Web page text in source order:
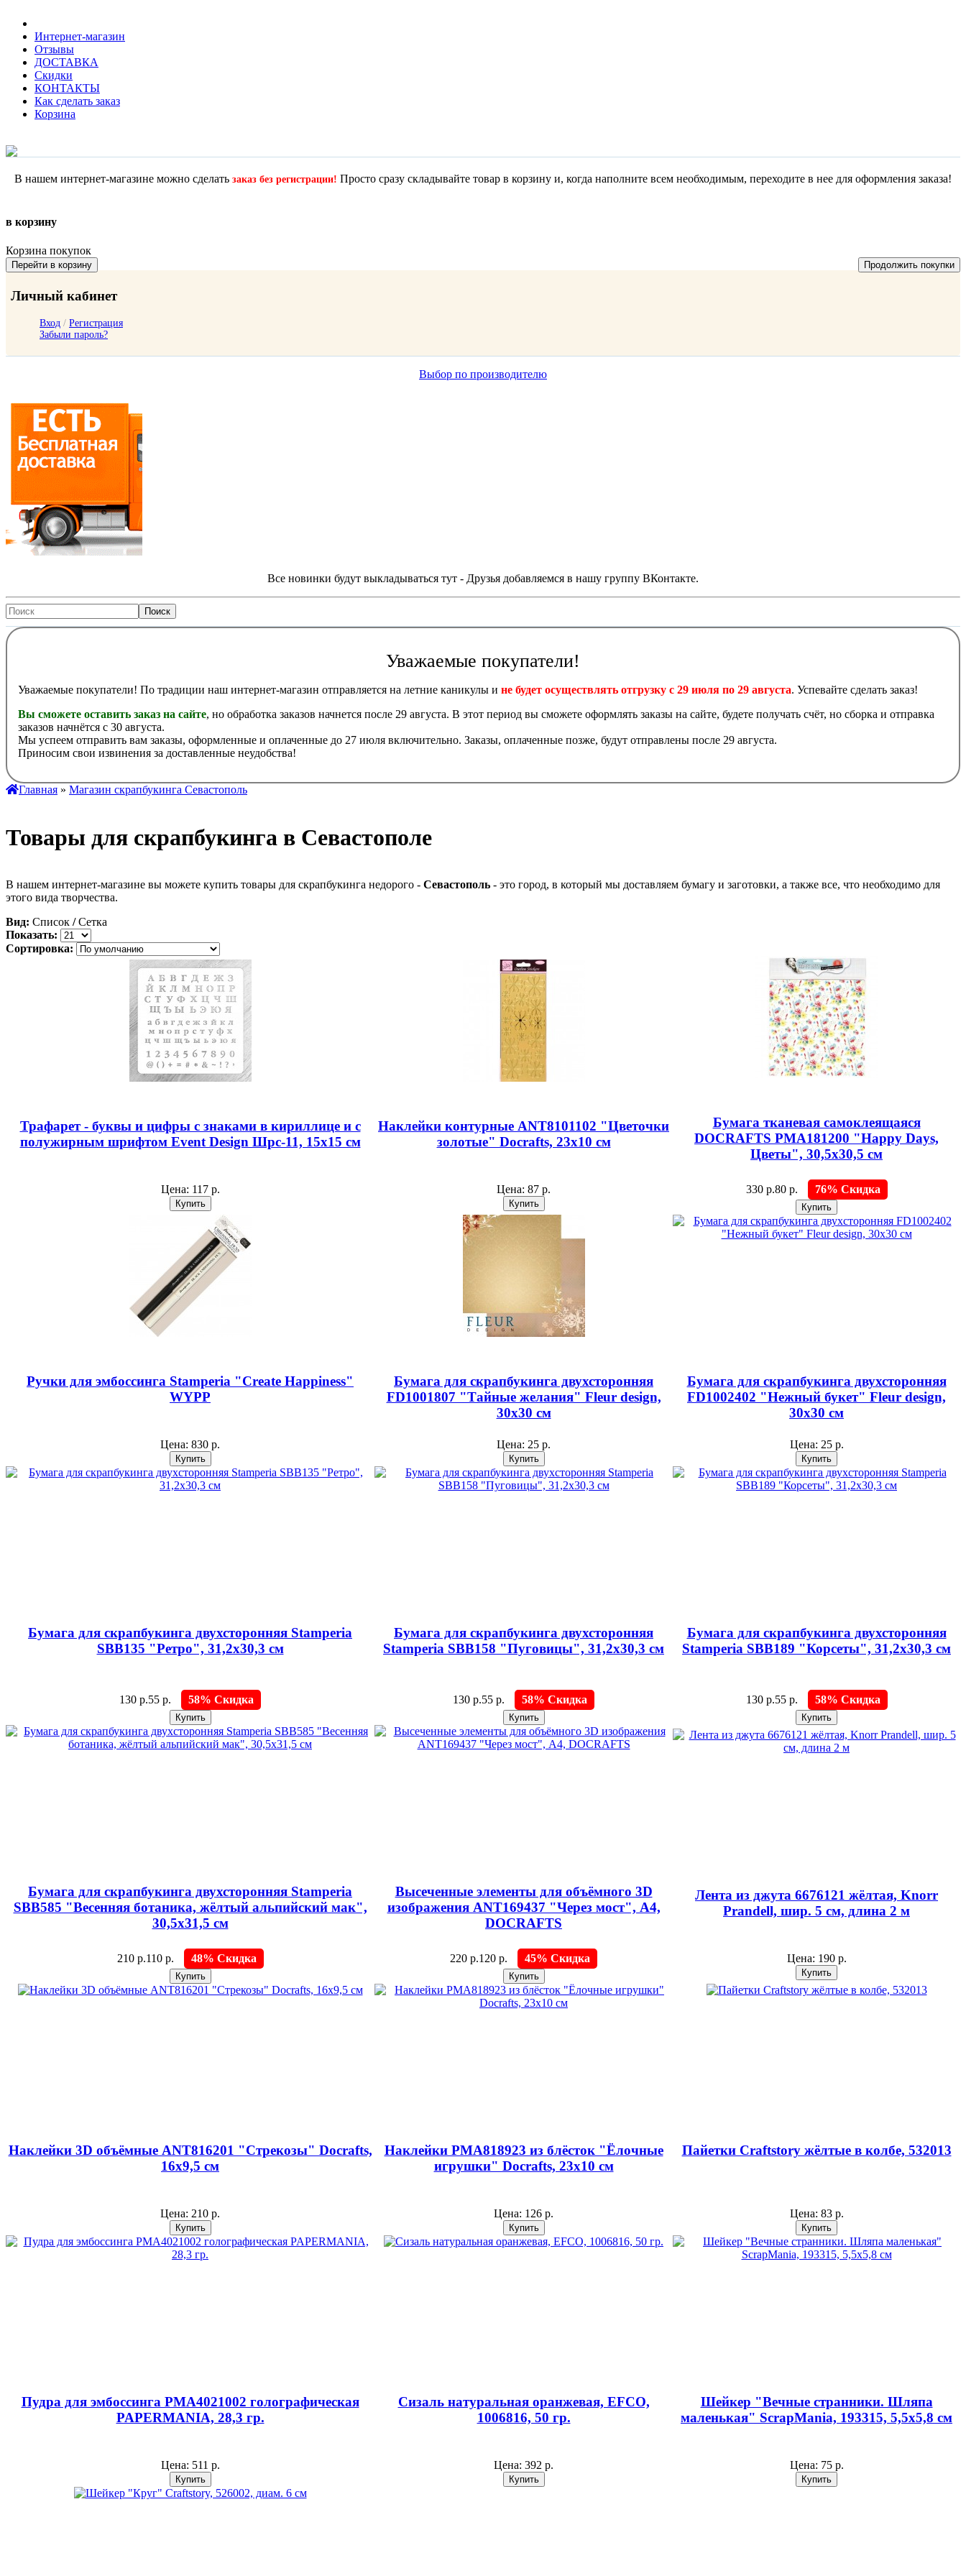
Интернет-магазин
Отзывы
ДОСТАВКА
Скидки
КОНТАКТЫ
Как сделать заказ
Корзина
В нашем интернет-магазине можно сделать заказ без регистрации! Просто сразу складывайте товар в корзину и, когда наполните всем необходимым, переходите в нее для оформления заказа!
в корзину
Корзина покупок
Перейти в корзину Продолжить покупки
Личный кабинет
Вход / Регистрация
Забыли пароль?
Выбор по производителю
Все новинки будут выкладываться тут - Друзья добавляемся в нашу группу ВКонтакте.
Уважаемые покупатели!
Уважаемые покупатели! По традиции наш интернет-магазин отправляется на летние каникулы и не будет осуществлять отгрузку с 29 июля по 29 августа. Успевайте сделать заказ!
Вы сможете оставить заказ на сайте, но обработка заказов начнется после 29 августа. В этот период вы сможете оформлять заказы на сайте, будете получать счёт, но сборка и отправка
заказов начнётся с 30 августа.
Мы успеем отправить вам заказы, оформленные и оплаченные до 27 июля включительно. Заказы, оплаченные позже, будут отправлены после 29 августа.
Приносим свои извинения за доставленные неудобства!
Главная » Магазин скрапбукинга Севастополь
Товары для скрапбукинга в Севастополе
В нашем интернет-магазине вы можете купить товары для скрапбукинга недорого - Севастополь - это город, в который мы доставляем бумагу и заготовки, а также все, что необходимо для
этого вида творчества.
Вид: Список / Сетка
Показать:
Сортировка:
Трафарет - буквы и цифры с знаками в кириллице и с
полужирным шрифтом Event Design Шрс-11, 15х15 см
Цена: 117 р.
Наклейки контурные ANT8101102 "Цветочки
золотые" Docrafts, 23х10 см
Цена: 87 р.
Бумага тканевая самоклеящаяся
DOCRAFTS PMA181200 "Happy Days,
Цветы", 30,5х30,5 см
330 р.80 р. 76% Скидка
Ручки для эмбоссинга Stamperia "Create Happiness"
WYPP
Цена: 830 р.
Бумага для скрапбукинга двухсторонняя
FD1001807 "Тайные желания" Fleur design,
30х30 см
Цена: 25 р.
Бумага для скрапбукинга двухсторонняя
FD1002402 "Нежный букет" Fleur design,
30х30 см
Цена: 25 р.
Бумага для скрапбукинга двухсторонняя Stamperia
SBB135 "Ретро", 31,2х30,3 см
130 р.55 р. 58% Скидка
Бумага для скрапбукинга двухсторонняя
Stamperia SBB158 "Пуговицы", 31,2х30,3 см
130 р.55 р. 58% Скидка
Бумага для скрапбукинга двухсторонняя
Stamperia SBB189 "Корсеты", 31,2х30,3 см
130 р.55 р. 58% Скидка
Бумага для скрапбукинга двухсторонняя Stamperia
SBB585 "Весенняя ботаника, жёлтый альпийский мак",
30,5х31,5 см
210 р.110 р. 48% Скидка
Высеченные элементы для объёмного 3D
изображения ANT169437 "Через мост", А4,
DOCRAFTS
220 р.120 р. 45% Скидка
Лента из джута 6676121 жёлтая, Knorr
Prandell, шир. 5 см, длина 2 м
Цена: 190 р.
Наклейки 3D объёмные ANT816201 "Стрекозы" Docrafts,
16х9,5 см
Цена: 210 р.
Наклейки PMA818923 из блёсток "Ёлочные
игрушки" Docrafts, 23х10 см
Цена: 126 р.
Пайетки Craftstory жёлтые в колбе, 532013
Цена: 83 р.
Пудра для эмбоссинга PMA4021002 голографическая
PAPERMANIA, 28,3 гр.
Цена: 511 р.
Сизаль натуральная оранжевая, EFCO,
1006816, 50 гр.
Цена: 392 р.
Шейкер "Вечные странники. Шляпа
маленькая" ScrapMania, 193315, 5,5х5,8 см
Цена: 75 р.